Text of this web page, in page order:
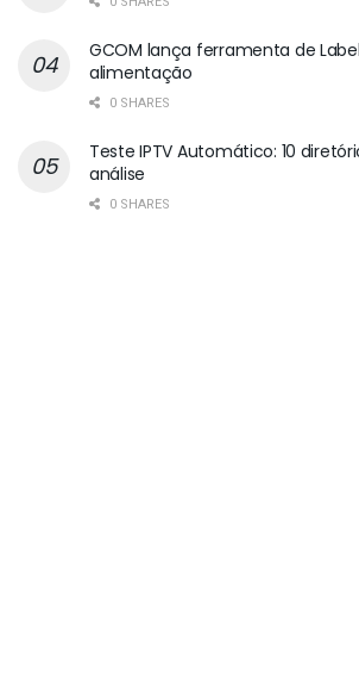
GCOM lança ferramenta de
alimentação
0 SHARES
Teste IPTV Automático: 10
análise
0 SHARES